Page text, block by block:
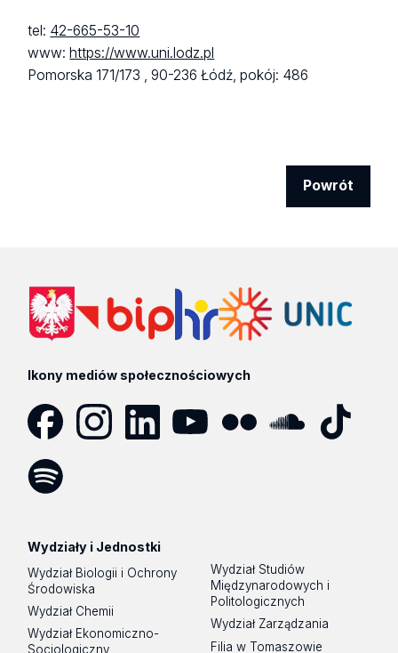
tel: 42-665-53-10
www:https://www.uni.lodz.pl
Pomorska 171/173 ,90-236 Łódź,pokój: 486
Powrót
Ikony mediów społecznościowych
Wydziały i Jednostki
Wydział Biologii i Ochrony
Środowiska
Wydział Chemii
Wydział Ekonomiczno-
Socjologiczny
Wydział Studiów
Międzynarodowych i
Politologicznych
Wydział Zarządzania
Filia w Tomaszowie